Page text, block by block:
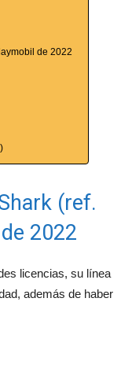
de 2022
(ref.
2022
licencias, su línea
además de haber